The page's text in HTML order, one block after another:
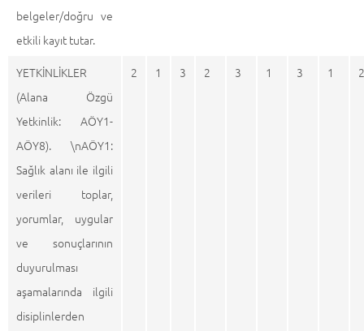
belgeler/doğru ve
etkili kayıt tutar.
YETKİNLİKLER
(Alana Özgü
Yetkinlik: AÖY1-
AÖY8). \nAÖY1:
Sağlık alanı ile ilgili
verileri toplar,
yorumlar, uygular
ve sonuçlarının
duyurulması
aşamalarında ilgili
disiplinlerden
2 1 3 2 3 1 3 1 2